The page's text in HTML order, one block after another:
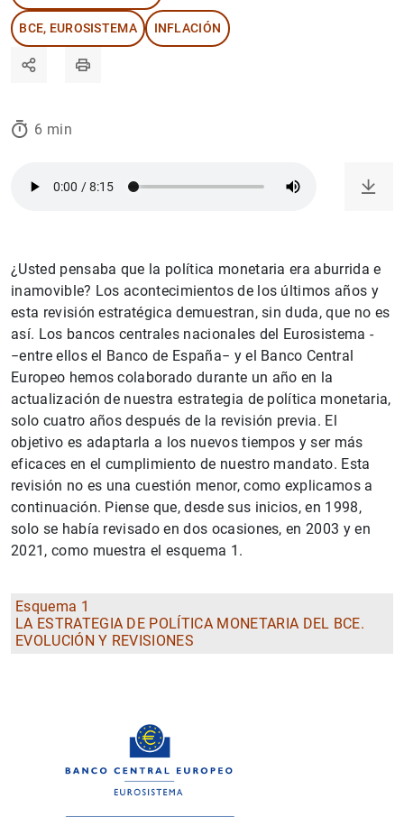
BCE, EUROSISTEMA INFLACIÓN
6 min
¿Usted pensaba que la política monetaria era aburrida e
inamovible? Los acontecimientos de los últimos años y
esta revisión estratégica demuestran, sin duda, que no es
así. Los bancos centrales nacionales del Eurosistema ­­
−entre ellos el Banco de España− y el Banco Central
Europeo hemos colaborado durante un año en la
actualización de nuestra estrategia de política monetaria,
solo cuatro años después de la revisión previa. El
objetivo es adaptarla a los nuevos tiempos y ser más
eficaces en el cumplimiento de nuestro mandato. Esta
revisión no es una cuestión menor, como explicamos a
continuación. Piense que, desde sus inicios, en 1998,
solo se había revisado en dos ocasiones, en 2003 y en
2021, como muestra el esquema 1.
Esquema 1
LA ESTRATEGIA DE POLÍTICA MONETARIA DEL BCE.
EVOLUCIÓN Y REVISIONES